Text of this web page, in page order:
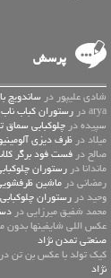
پرسش
شادی علیپور در ساندویچ
arya در
رستوران کباب
سپیده در چلوکبابی سماق
میلاد در ظرف دیزی
صالح در فست فود برگر
ماندانا در رستوران
رمضانی در ماشین ظرفشویی صنعتی
وحید در رستوران
محمد شفیق میرزایی در
عكس اللي شايفينها بدون
صنعتی تمدن نژاد
کیک تولد با عکس بن تن در
نژاد